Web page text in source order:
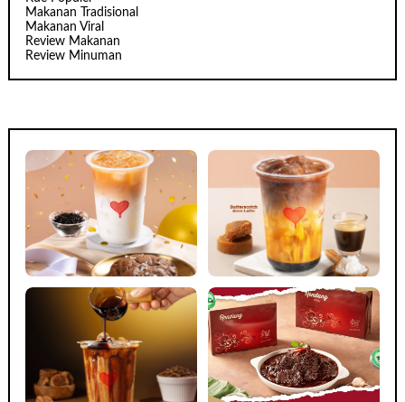
Makanan Tradisional
Makanan Viral
Review Makanan
Review Minuman